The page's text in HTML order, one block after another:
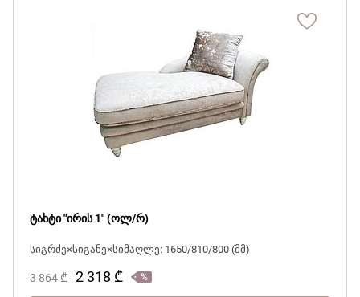
მჭირდება ვიდეოკონსულტაცია
ტახტი "ირის 1" (ოლ/რ)
სიგრძე×სიგანე×სიმაღლე: 1650/810/800 (მმ)
3 864₾ 2 318 ₾